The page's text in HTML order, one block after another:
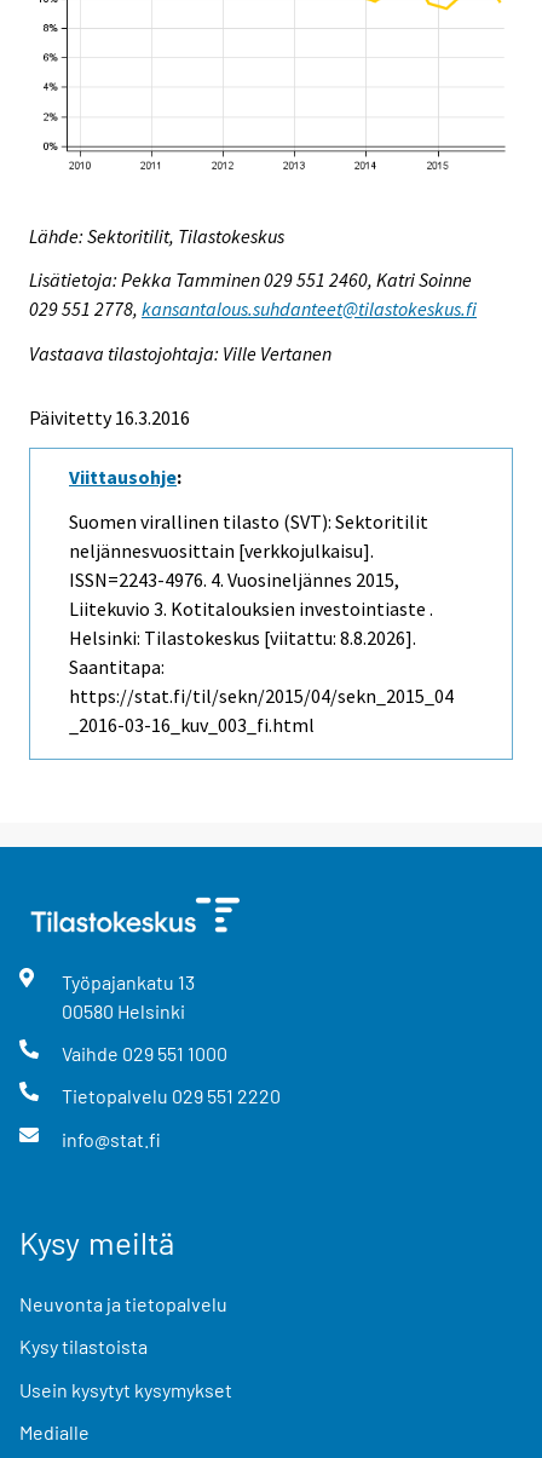
Lähde: Sektoritilit, Tilastokeskus
Lisätietoja: Pekka Tamminen 029 551 2460, Katri Soinne
029 551 2778, kansantalous.suhdanteet@tilastokeskus.fi
Vastaava tilastojohtaja: Ville Vertanen
Päivitetty 16.3.2016
Viittausohje:
Suomen virallinen tilasto (SVT): Sektoritilit
neljännesvuosittain [verkkojulkaisu].
ISSN=2243-4976. 4. Vuosineljännes 2015,
Liitekuvio 3. Kotitalouksien investointiaste .
Helsinki: Tilastokeskus [viitattu: 8.8.2026].
Saantitapa:
https://stat.fi/til/sekn/2015/04/sekn_2015_04
_2016-03-16_kuv_003_fi.html
Työpajankatu 13
00580 Helsinki
Vaihde 029 551 1000
Tietopalvelu 029 551 2220
info@stat.fi
Kysy meiltä
Neuvonta ja tietopalvelu
Kysy tilastoista
Usein kysytyt kysymykset
Medialle